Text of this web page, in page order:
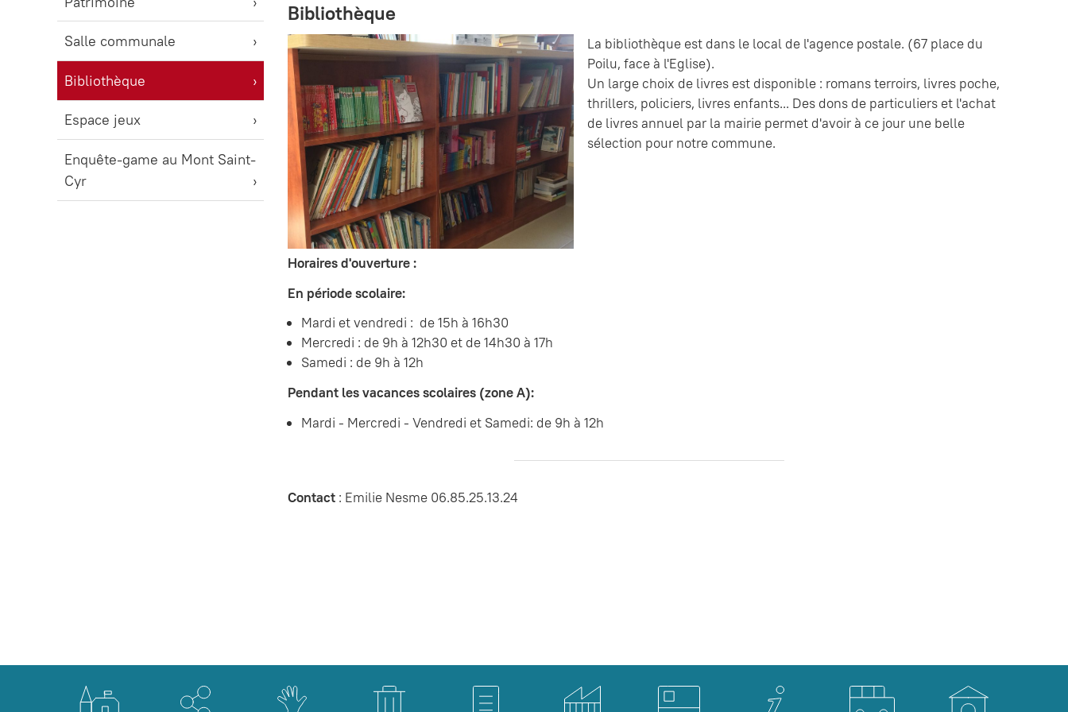
Salle communale
Bibliothèque
Espace jeux
Enquête-game au Mont Saint-
Cyr
Bibliothèque
La bibliothèque est dans le local de l'agence postale. (67 place du
Poilu, face à l'Eglise).
Un large choix de livres est disponible : romans terroirs, livres poche,
thrillers, policiers, livres enfants... Des dons de particuliers et l'achat
de livres annuel par la mairie permet d'avoir à ce jour une belle
sélection pour notre commune.
Horaires d'ouverture :
En période scolaire:
Mardi et vendredi : de 15h à 16h30
Mercredi : de 9h à 12h30 et de 14h30 à 17h
Samedi : de 9h à 12h
Pendant les vacances scolaires (zone A):
Mardi - Mercredi - Vendredi et Samedi: de 9h à 12h
Contact : Emilie Nesme 06.85.25.13.24